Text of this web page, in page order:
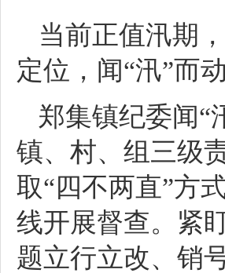
当前正值汛期
定位，闻“汛”而
郑集镇纪委闻“
镇、村、组三级
取“四不两直”方
线开展督查。紧
题立行立改、销